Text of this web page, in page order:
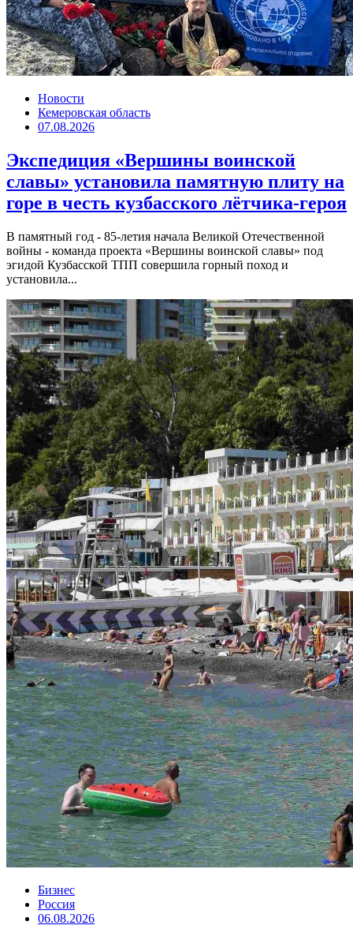
Новости
Кемеровская область
07.08.2026
Экспедиция «Вершины воинской
славы» установила памятную плиту на
горе в честь кузбасского лётчика-героя
В памятный год - 85-летия начала Великой Отечественной
войны - команда проекта «Вершины воинской славы» под
эгидой Кузбасской ТПП совершила горный поход и
установила...
Бизнес
Россия
06.08.2026